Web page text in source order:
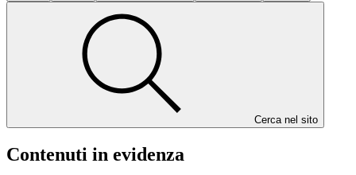
Cerca nel sito
Contenuti in evidenza